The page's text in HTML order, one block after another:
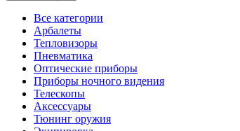
Все категории
Арбалеты
Тепловизоры
Пневматика
Оптические приборы
Приборы ночного видения
Телескопы
Аксессуары
Тюнинг оружия